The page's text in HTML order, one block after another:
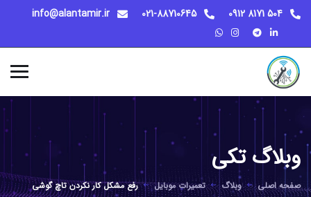
021-88710645
وبلاگ تکی
صفحه اصلی وبلاگ تعمیرات موبایل رفع مشکل کار نکردن تاچ گوشی